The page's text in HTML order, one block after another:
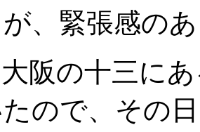
、緊張感の
阪の十三にあ
ので、その